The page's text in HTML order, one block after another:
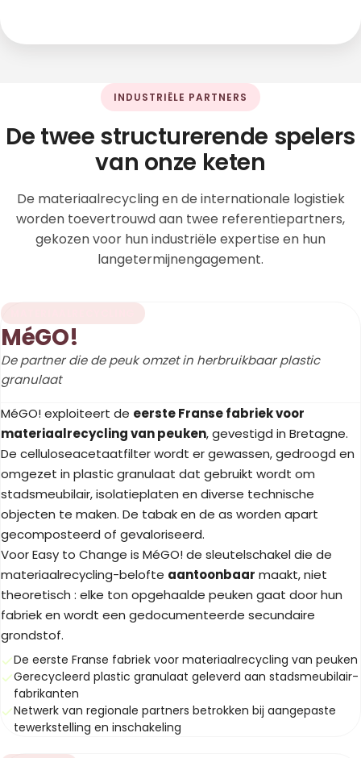
INDUSTRIËLE PARTNERS
De twee structurerende spelers
van onze keten
De materiaalrecycling en de internationale logistiek
worden toevertrouwd aan twee referentiepartners,
gekozen voor hun industriële expertise en hun
langetermijnengagement.
MéGO!
De partner die de peuk omzet in herbruikbaar plastic
granulaat
MéGO! exploiteert de eerste Franse fabriek voor
materiaalrecycling van peuken, gevestigd in Bretagne.
De celluloseacetaatfilter wordt er gewassen, gedroogd en
omgezet in plastic granulaat dat gebruikt wordt om
stadsmeubilair, isolatieplaten en diverse technische
objecten te maken. De tabak en de as worden apart
gecomposteerd of gevaloriseerd.
Voor Easy to Change is MéGO! de sleutelschakel die de
materiaalrecycling-belofte aantoonbaar maakt, niet
theoretisch : elke ton opgehaalde peuken gaat door hun
fabriek en wordt een gedocumenteerde secundaire
grondstof.
De eerste Franse fabriek voor materiaalrecycling van peuken
Gerecycleerd plastic granulaat geleverd aan stadsmeubilair-
fabrikanten
Netwerk van regionale partners betrokken bij aangepaste
tewerkstelling en inschakeling